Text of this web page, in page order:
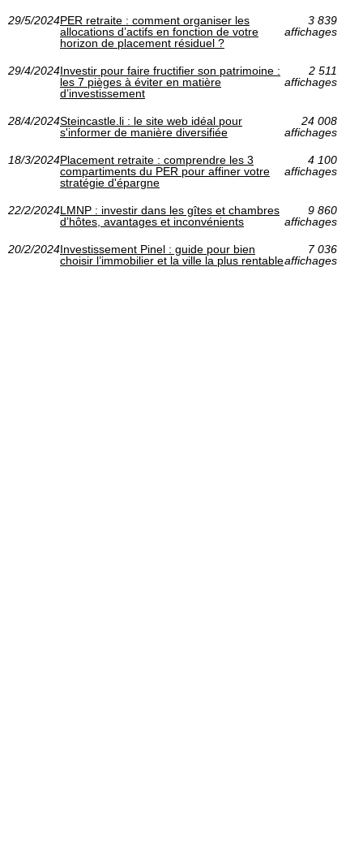
29/5/2024PER retraite : comment organiser les
allocations d’actifs en fonction de votre
horizon de placement résiduel ?
3 839
affichages
29/4/2024Investir pour faire fructifier son patrimoine :
les 7 pièges à éviter en matière
d’investissement
2 511
affichages
28/4/2024Steincastle.li : le site web idéal pour
s'informer de manière diversifiée
24 008
affichages
18/3/2024Placement retraite : comprendre les 3
compartiments du PER pour affiner votre
stratégie d'épargne
4 100
affichages
22/2/2024LMNP : investir dans les gîtes et chambres
d’hôtes, avantages et inconvénients
9 860
affichages
20/2/2024Investissement Pinel : guide pour bien
choisir l’immobilier et la ville la plus rentable
7 036
affichages